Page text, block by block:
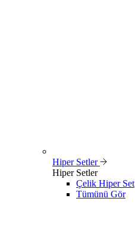
Hiper Setler
Hiper Setler
Çelik Hiper Set
Tümünü Gör